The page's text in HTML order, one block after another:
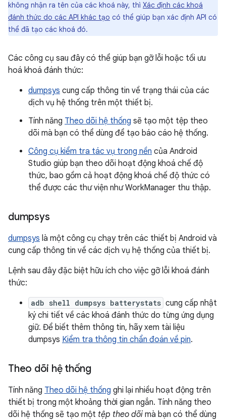
không nhận ra tên của các khoá này, thì Xác định các khoá
đánh thức do các API khác tạo có thể giúp bạn xác định API có
thể đã tạo các khoá đó.
Các công cụ sau đây có thể giúp bạn gỡ lỗi hoặc tối ưu
hoá khoá đánh thức:
dumpsys cung cấp thông tin về trạng thái của các
dịch vụ hệ thống trên một thiết bị.
Tính năng Theo dõi hệ thống sẽ tạo một tệp theo
dõi mà bạn có thể dùng để tạo báo cáo hệ thống.
Công cụ kiểm tra tác vụ trong nền của Android
Studio giúp bạn theo dõi hoạt động khoá chế độ
thức, bao gồm cả hoạt động khoá chế độ thức có
thể được các thư viện như WorkManager thu thập.
dumpsys
dumpsys là một công cụ chạy trên các thiết bị Android và
cung cấp thông tin về các dịch vụ hệ thống của thiết bị.
Lệnh sau đây đặc biệt hữu ích cho việc gỡ lỗi khoá đánh
thức:
adb shell dumpsys batterystats cung cấp nhật
ký chi tiết về các khoá đánh thức do từng ứng dụng
giữ. Để biết thêm thông tin, hãy xem tài liệu
dumpsys Kiểm tra thông tin chẩn đoán về pin.
Theo dõi hệ thống
Tính năng Theo dõi hệ thống ghi lại nhiều hoạt động trên
thiết bị trong một khoảng thời gian ngắn. Tính năng theo
dõi hệ thống sẽ tạo một tệp theo dõi mà bạn có thể dùng